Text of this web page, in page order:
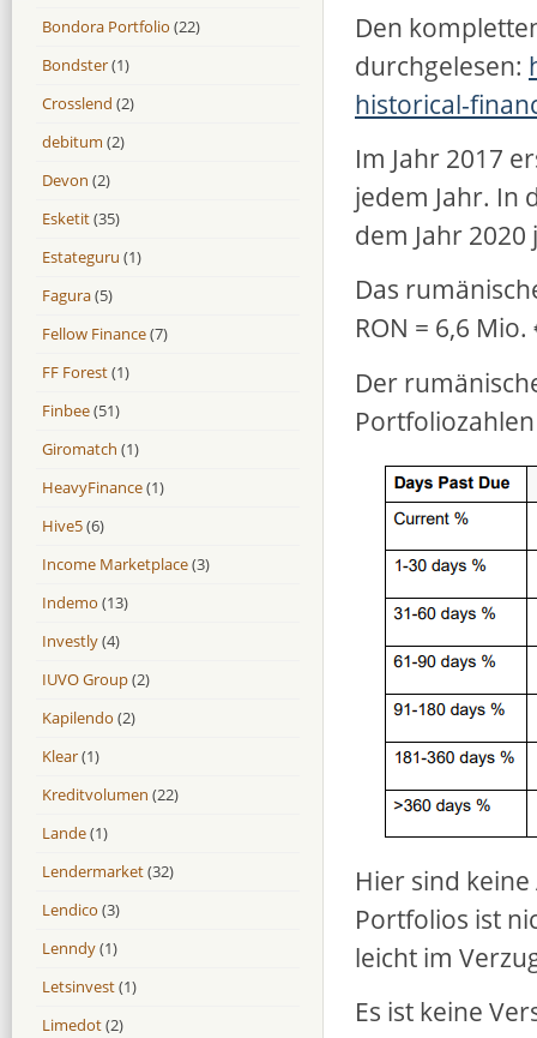
Den
durchgelesen:
historical-
Im Jahr 2017
jedem Jahr. In
dem Jahr
Das
RON = 6,6 Mio.
Der
Hier sind
Portfolios ist
leicht im
Es ist keine
Bondora Portfolio (22)
Bondster(1)
Crosslend (2)
debitum (2)
Devon (2)
Esketit(35)
Estateguru (1)
Fagura(5)
Fellow Finance(7)
FF Forest(1)
Finbee(51)
Giromatch (1)
HeavyFinance(1)
Hive5(6)
Income Marketplace(3)
Indemo (13)
Investly(4)
IUVO Group(2)
Kapilendo (2)
Klear(1)
Kreditvolumen (22)
Lande(1)
Lendermarket(32)
Lendico (3)
Lenndy(1)
Letsinvest(1)
Limedot(2)